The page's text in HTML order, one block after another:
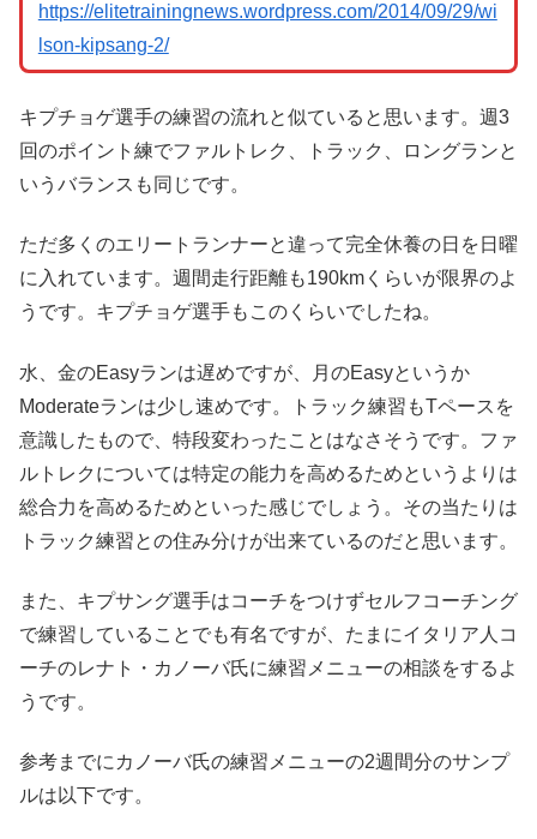
https://elitetrainingnews.wordpress.com/2014/09/29/wi
lson-kipsang-2/
キプチョゲ選手の練習の流れと似ていると思います。週3
回のポイント練でファルトレク、トラック、ロングランと
いうバランスも同じです。
ただ多くのエリートランナーと違って完全休養の日を日曜
に入れています。週間走行距離も190kmくらいが限界のよ
うです。キプチョゲ選手もこのくらいでしたね。
水、金のEasyランは遅めですが、月のEasyというか
Moderateランは少し速めです。トラック練習もTペースを
意識したもので、特段変わったことはなさそうです。ファ
ルトレクについては特定の能力を高めるためというよりは
総合力を高めるためといった感じでしょう。その当たりは
トラック練習との住み分けが出来ているのだと思います。
また、キプサング選手はコーチをつけずセルフコーチング
で練習していることでも有名ですが、たまにイタリア人コ
ーチのレナト・カノーバ氏に練習メニューの相談をするよ
うです。
参考までにカノーバ氏の練習メニューの2週間分のサンプ
ルは以下です。